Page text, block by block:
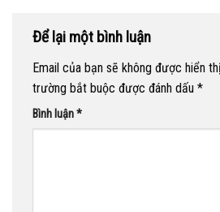
Để lại một bình luận
Email của bạn sẽ không được hiển
trường bắt buộc được đánh dấu *
Bình luận*